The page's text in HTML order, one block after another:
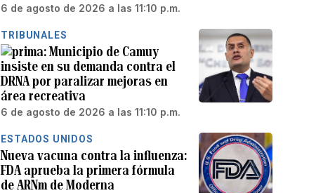
6 de agosto de 2026 a las 11:10 p.m.
TRIBUNALES
Municipio de Camuy
insiste en su demanda contra el
DRNA por paralizar mejoras en
área recreativa
6 de agosto de 2026 a las 11:10 p.m.
ESTADOS UNIDOS
Nueva vacuna contra la influenza:
FDA aprueba la primera fórmula
de ARNm de Moderna